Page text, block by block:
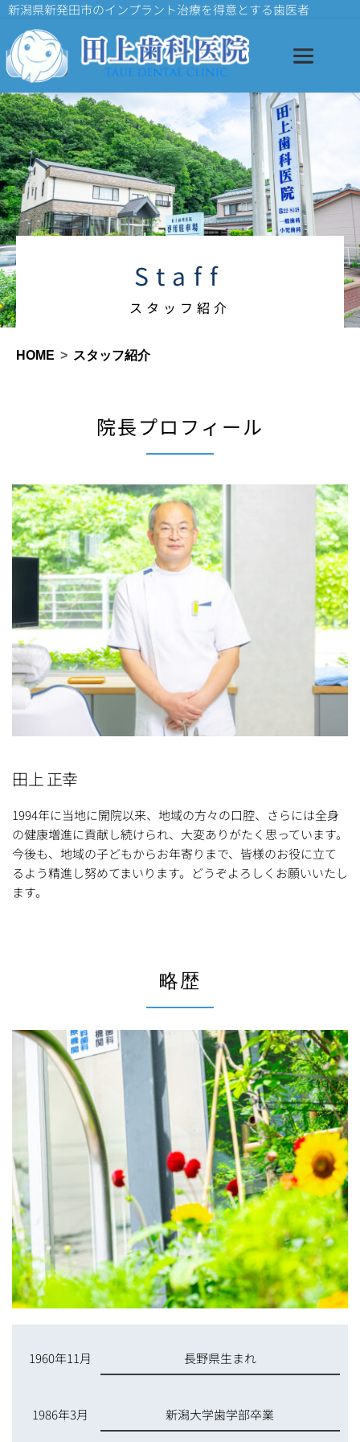
新潟県新発田市のインプラント治療を得意とする歯医者
Staff
スタッフ紹介
HOME スタッフ紹介
院長プロフィール
田上 正幸
1994年に当地に開院以来、地域の方々の口腔、さらには全身
の健康増進に貢献し続けられ、大変ありがたく思っています。
今後も、地域の子どもからお年寄りまで、皆様のお役に立て
るよう精進し努めてまいります。どうぞよろしくお願いいたし
ます。
略歴
1960年11月 長野県生まれ
1986年3月 新潟大学歯学部卒業